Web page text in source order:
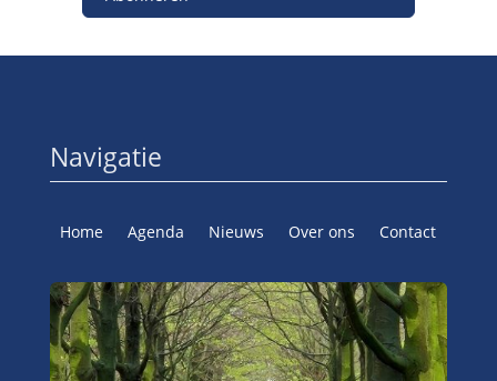
Navigatie
Home Agenda Nieuws Over ons Contact